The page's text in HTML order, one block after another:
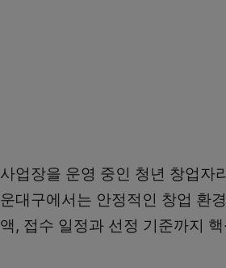
사업장을 운영 중인 청년 창업자
운대구에서는 안정적인 창업 환
액, 접수 일정과 선정 기준까지